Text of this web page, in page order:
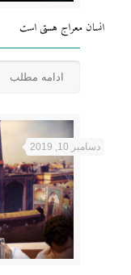
انسان معراج هستی است
ادامه مطلب
دسامبر 10, 2019